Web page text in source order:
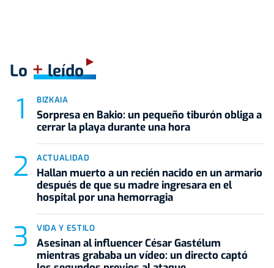
Lo +leído
BIZKAIA
Sorpresa en Bakio: un pequeño tiburón obliga a
cerrar la playa durante una hora
ACTUALIDAD
Hallan muerto a un recién nacido en un armario
después de que su madre ingresara en el
hospital por una hemorragia
VIDA Y ESTILO
Asesinan al influencer César Gastélum
mientras grababa un vídeo: un directo captó